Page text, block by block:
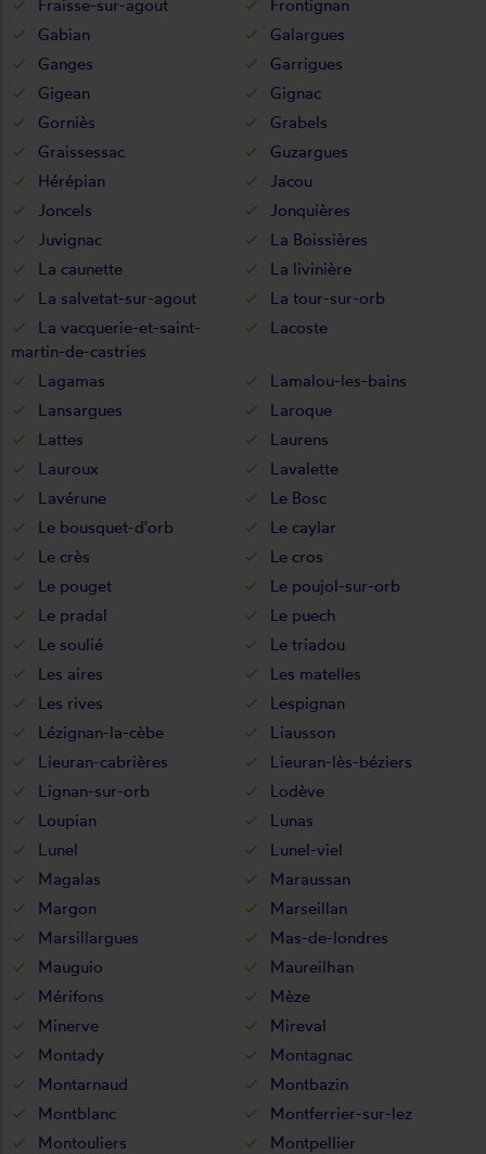
Fraisse-sur-agout
Frontignan
Gabian
Galargues
Ganges
Garrigues
Gigean
Gignac
Gorniès
Grabels
Graissessac
Guzargues
Hérépian
Jacou
Joncels
Jonquières
Juvignac
La Boissières
La caunette
La livinière
La salvetat-sur-agout
La tour-sur-orb
La vacquerie-et-saint-
martin-de-castries
Lacoste
Lagamas
Lamalou-les-bains
Lansargues
Laroque
Lattes
Laurens
Lauroux
Lavalette
Lavérune
Le Bosc
Le bousquet-d'orb
Le caylar
Le crès
Le cros
Le pouget
Le poujol-sur-orb
Le pradal
Le puech
Le soulié
Le triadou
Les aires
Les matelles
Les rives
Lespignan
Lézignan-la-cèbe
Liausson
Lieuran-cabrières
Lieuran-lès-béziers
Lignan-sur-orb
Lodève
Loupian
Lunas
Lunel
Lunel-viel
Magalas
Maraussan
Margon
Marseillan
Marsillargues
Mas-de-londres
Mauguio
Maureilhan
Mérifons
Mèze
Minerve
Mireval
Montady
Montagnac
Montarnaud
Montbazin
Montblanc
Montferrier-sur-lez
Montouliers
Montpellier